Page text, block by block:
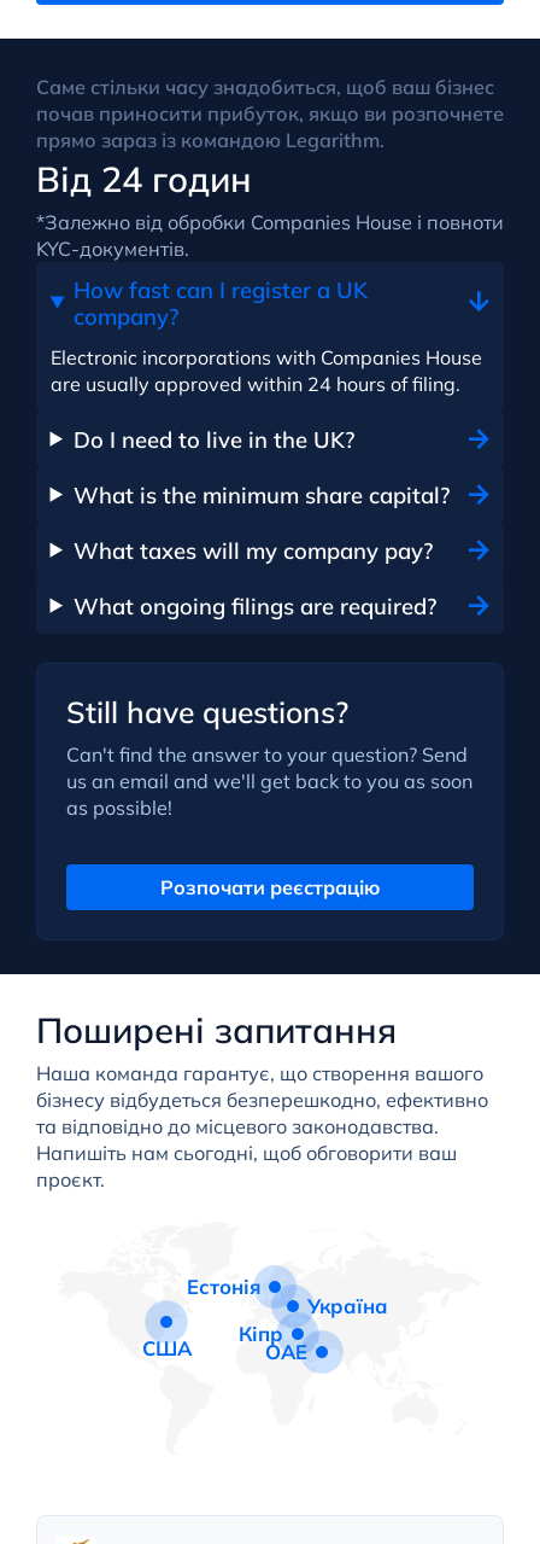
Саме стільки часу знадобиться, щоб ваш бізнес
почав приносити прибуток, якщо ви розпочнете
прямо зараз із командою Legarithm.
Від 24 годин
*Залежно від обробки Companies House і повноти
KYC-документів.
How fast can I register a UK
company?
Electronic incorporations with Companies House
are usually approved within 24 hours of filing.
Do I need to live in the UK?
What is the minimum share capital?
What taxes will my company pay?
What ongoing filings are required?
Still have questions?
Can't find the answer to your question? Send
us an email and we'll get back to you as soon
as possible!
Розпочати реєстрацію
Поширені запитання
Наша команда гарантує, що створення вашого
бізнесу відбудеться безперешкодно, ефективно
та відповідно до місцевого законодавства.
Напишіть нам сьогодні, щоб обговорити ваш
проєкт.
Естонія
Україна
Кіпр
ОАЕ
США